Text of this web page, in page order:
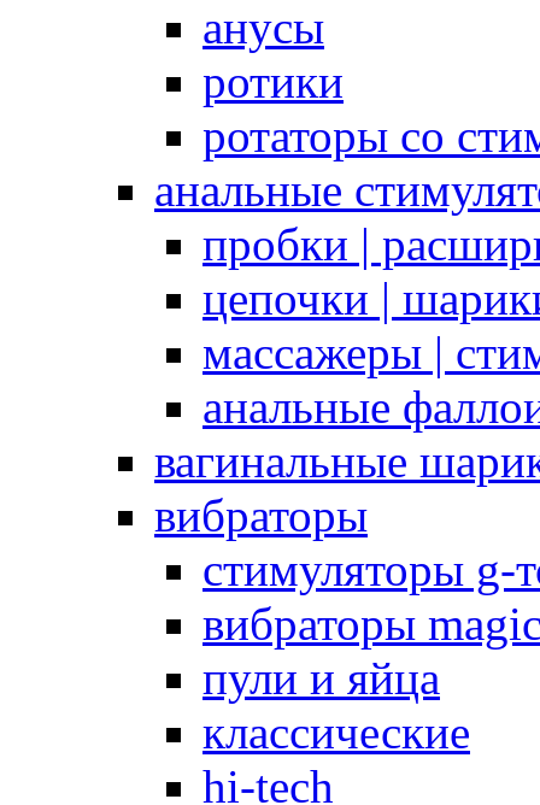
анусы
ротики
ротаторы со
анальные
пробки |
цепочки |
массажеры |
анальные
вагинальные
вибраторы
стимуляторы g-
вибраторы
пули и яйца
классические
hi-tech